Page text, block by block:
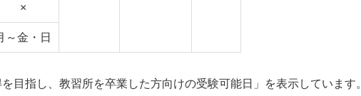
×
～金・日
目指し、教習所を卒業した方向けの受験可能日」を表示しています